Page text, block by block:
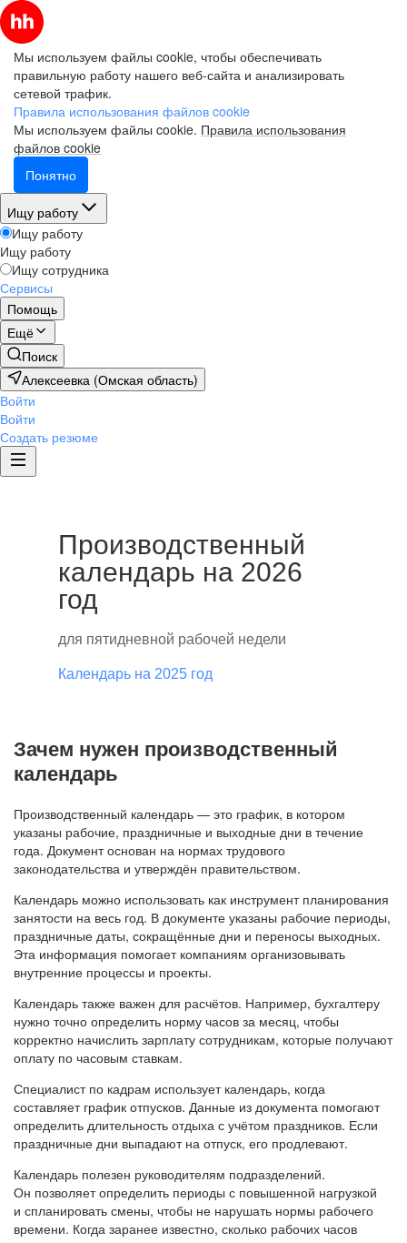
Мы используем файлы cookie, чтобы обеспечивать
правильную работу нашего веб-сайта и анализировать
сетевой трафик.
Правила использования файлов cookie
Мы используем файлы cookie. Правила использования
файлов cookie
Понятно
Ищу работу
Ищу работу
Ищу работу
Ищу сотрудника
Сервисы
Помощь
Ещё
Поиск
Алексеевка (Омская область)
Войти
Войти
Создать резюме
Производственный
календарь на 2026
год
для пятидневной рабочей недели
Календарь на 2025 год
Зачем нужен производственный
календарь
Производственный календарь — это график, в котором
указаны рабочие, праздничные и выходные дни в течение
года. Документ основан на нормах трудового
законодательства и утверждён правительством.
Календарь можно использовать как инструмент планирования
занятости на весь год. В документе указаны рабочие периоды,
праздничные даты, сокращённые дни и переносы выходных.
Эта информация помогает компаниям организовывать
внутренние процессы и проекты.
Календарь также важен для расчётов. Например, бухгалтеру
нужно точно определить норму часов за месяц, чтобы
корректно начислить зарплату сотрудникам, которые получают
оплату по часовым ставкам.
Специалист по кадрам использует календарь, когда
составляет график отпусков. Данные из документа помогают
определить длительность отдыха с учётом праздников. Если
праздничные дни выпадают на отпуск, его продлевают.
Календарь полезен руководителям подразделений.
Он позволяет определить периоды с повышенной нагрузкой
и спланировать смены, чтобы не нарушать нормы рабочего
времени. Когда заранее известно, сколько рабочих часов